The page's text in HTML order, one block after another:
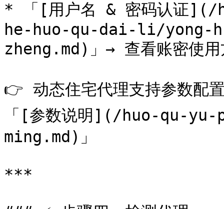
* 「[用户名 & 密码认
he-huo-qu-dai-li/yong-
zheng.md)」→ 查看账密使用
👉 动态住宅代理支持参数
「[参数说明](/huo-qu-
ming.md)」
***